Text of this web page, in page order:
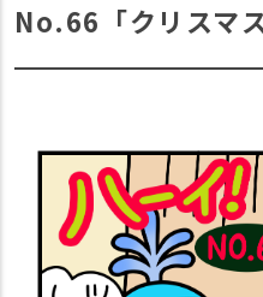
No.66「クリスマ